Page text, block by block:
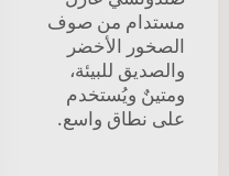
مستدام من صوف
الصخور الأخضر
والصديق للبيئة،
ومتينٌ ويُستخدم
على نطاق واسع.